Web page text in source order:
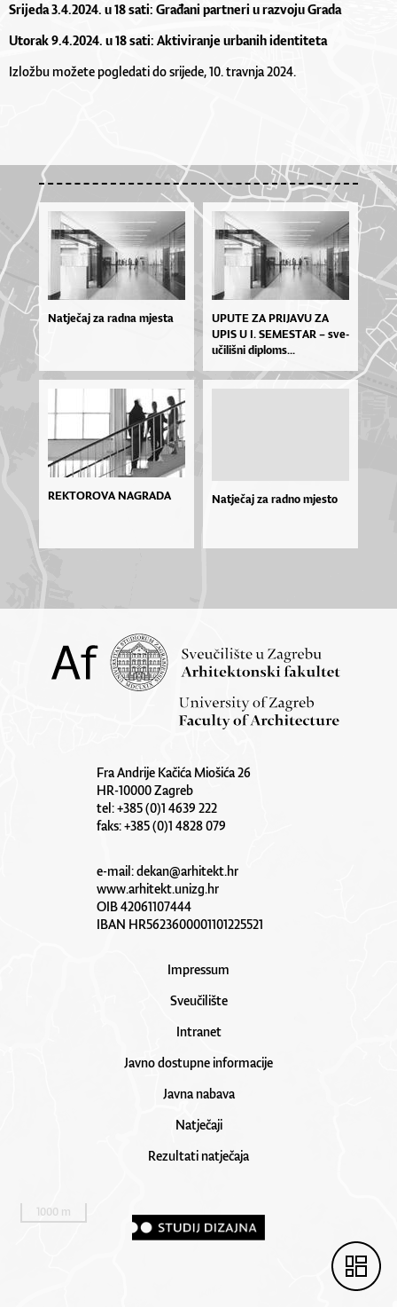
Srijeda 3.4.2024. u 18 sati: Građani partneri u razvoju Grada
Utorak 9.4.2024. u 18 sati: Aktiviranje urbanih identiteta
Izložbu možete pogledati do srijede, 10. travnja 2024.
Natječaj za radna mjesta
UPU­TE ZA PRI­JA­VU ZA
UPIS U I. SE­MES­TAR – sve­
u­či­liš­ni di­plo­ms...
REKTOROVA NAGRADA Natječaj za radno mjesto
Fra Andrije Kačića Miošića 26
HR-10000 Zagreb
tel: +385 (0)1 4639 222
faks: +385 (0)1 4828 079
e-mail:dekan@arhitekt.hr
www.arhitekt.unizg.hr
OIB 42061107444
IBAN HR5623600001101225521
Impressum
Sveučilište
Intranet
Javno dostupne informacije
Javna nabava
Natječaji
Rezultati natječaja
1000 m